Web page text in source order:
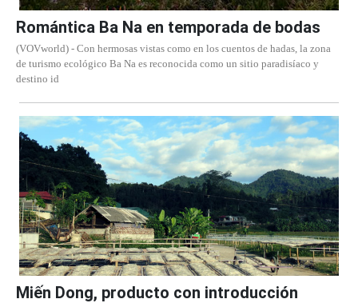
Romántica Ba Na en temporada de bodas
(VOVworld) - Con hermosas vistas como en los cuentos de hadas, la zona
de turismo ecológico Ba Na es reconocida como un sitio paradisíaco y
destino id
Miến Dong, producto con introducción